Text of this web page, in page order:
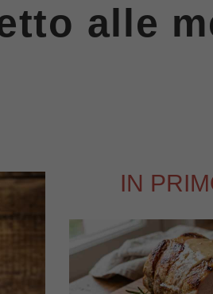
alle
IN